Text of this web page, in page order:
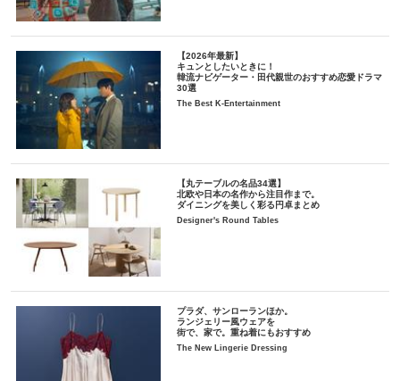
【2026年最新】
キュンとしたいときに！
韓流ナビゲーター・田代親世のおすすめ恋愛ドラマ
30選
The Best K-Entertainment
【丸テーブルの名品34選】
北欧や日本の名作から注目作まで。
ダイニングを美しく彩る円卓まとめ
Designer's Round Tables
プラダ、サンローランほか。
ランジェリー風ウェアを
街で、家で。重ね着にもおすすめ
The New Lingerie Dressing